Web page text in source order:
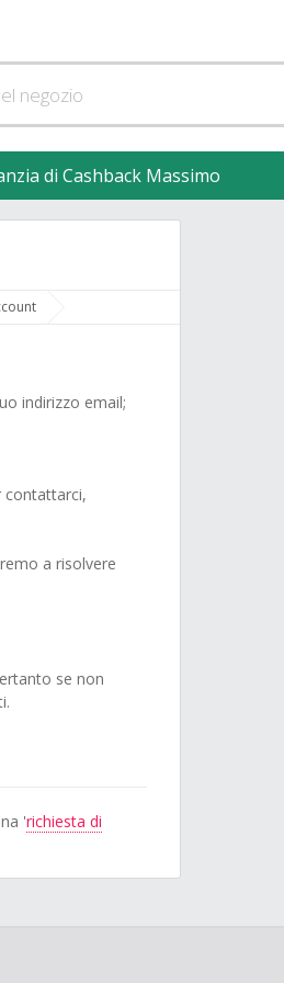
di Cashback Massimo
indirizzo email;
contattarci,
a risolvere
se non
'richiesta di